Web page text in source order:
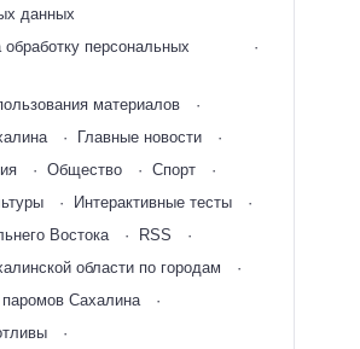
данных
персональных
материалов
Главные новости
Общество
Спорт
Интерактивные тесты
Востока
RSS
области по городам
паромов Сахалина